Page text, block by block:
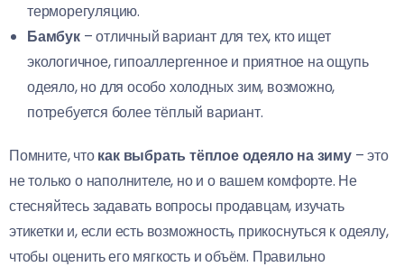
терморегуляцию.
Бамбук– отличный вариант для тех, кто ищет
экологичное, гипоаллергенное и приятное на ощупь
одеяло, но для особо холодных зим, возможно,
потребуется более тёплый вариант.
Помните, чтокак выбрать тёплое одеяло на зиму– это
не только о наполнителе, но и о вашем комфорте. Не
стесняйтесь задавать вопросы продавцам, изучать
этикетки и, если есть возможность, прикоснуться к одеялу,
чтобы оценить его мягкость и объём. Правильно